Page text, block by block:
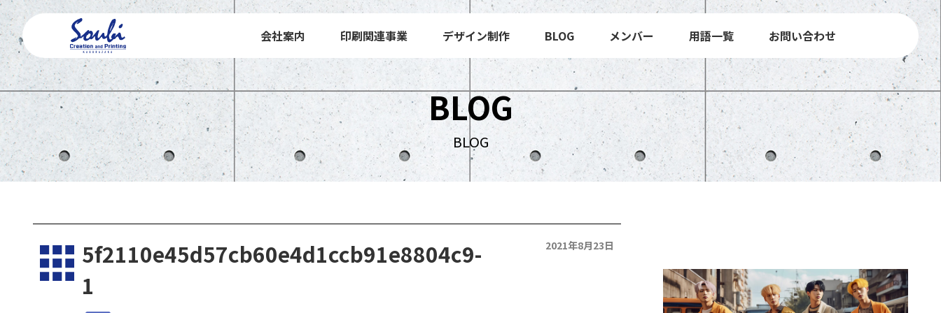
会社案内 印刷関連事業 デザイン制作 BLOG メンバー 用語一覧 お問い合わせ
BLOG
BLOG
5f2110e45d57cb60e4d1ccb91e8804c9-
1
2021年8月23日